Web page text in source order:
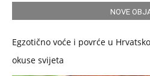
NOVE
Egzotično voće i povrće u
okuse svijeta